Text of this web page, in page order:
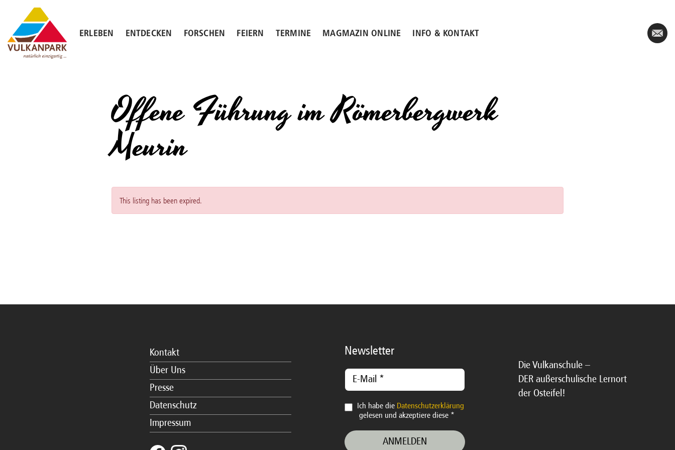
content
ERLEBEN ENTDECKEN FORSCHEN FEIERN TERMINE MAGMAZIN ONLINE INFO & KONTAKT
Offene Führung im Römerbergwerk
Meurin
This listing has been expired.
Kontakt
Über Uns
Presse
Datenschutz
Impressum
Newsletter
Ich habe die Datenschutzerklärung
gelesen und akzeptiere diese *
Die Vulkanschule –
DER außerschulische Lernort
der Osteifel!